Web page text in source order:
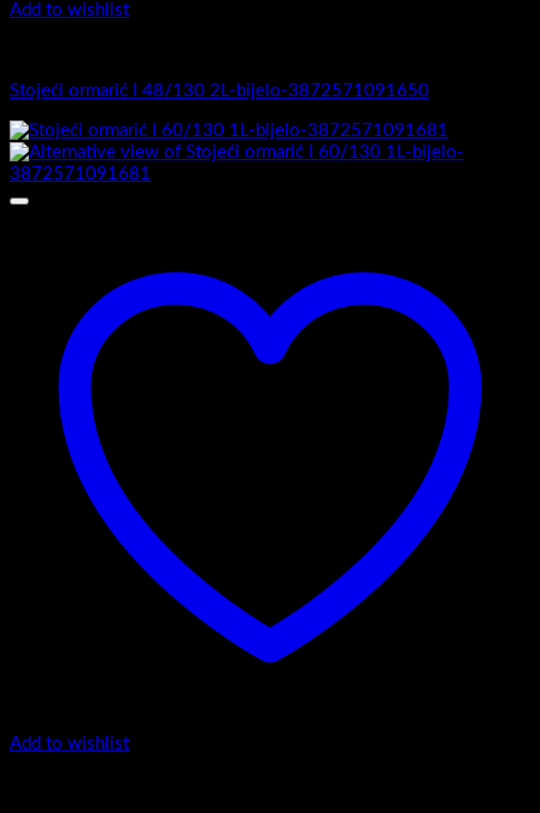
Add to wishlist
Stojeći ormarić I 48/130 2L-bijelo-3872571091650
Add to wishlist